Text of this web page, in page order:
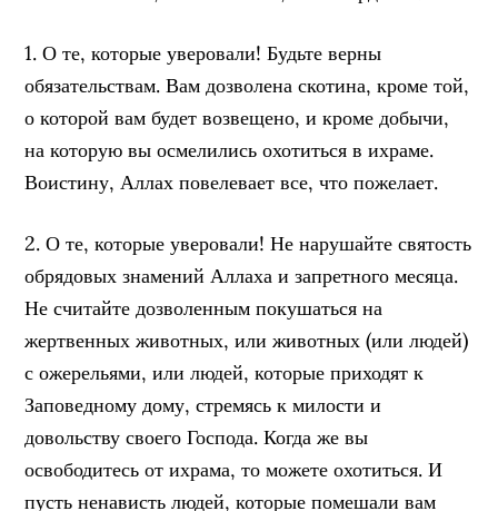
1. О те, которые уверовали! Будьте верны
обязательствам. Вам дозволена скотина, кроме той,
о которой вам будет возвещено, и кроме добычи,
на которую вы осмелились охотиться в ихраме.
Воистину, Аллах повелевает все, что пожелает.
2. О те, которые уверовали! Не нарушайте святость
обрядовых знамений Аллаха и запретного месяца.
Не считайте дозволенным покушаться на
жертвенных животных, или животных (или людей)
с ожерельями, или людей, которые приходят к
Заповедному дому, стремясь к милости и
довольству своего Господа. Когда же вы
освободитесь от ихрама, то можете охотиться. И
пусть ненависть людей, которые помешали вам